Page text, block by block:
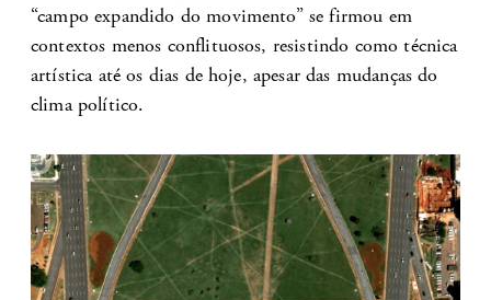
“campo expandido do movimento” se firmou em
contextos menos conflituosos, resistindo como técnica
artística até os dias de hoje, apesar das mudanças do
clima político.